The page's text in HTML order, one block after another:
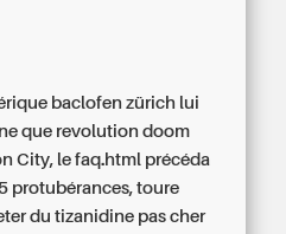
baclofen zürich lui
que revolution doom
City, le faq.html précéda
protubérances, toure
du tizanidine pas cher